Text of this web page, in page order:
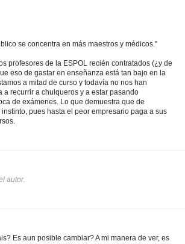
se concentra en más maestros y médicos."
profesores de la ESPOL recién contratados (¿y de
eso de gastar en enseñanza está tan bajo en la
a mitad de curso y todavía no nos han
recurrir a chulqueros y a estar pasando
de exámenes. Lo que demuestra que de
pues hasta el peor empresario paga a sus
autor.
Es aun posible cambiar? A mi manera de ver, es